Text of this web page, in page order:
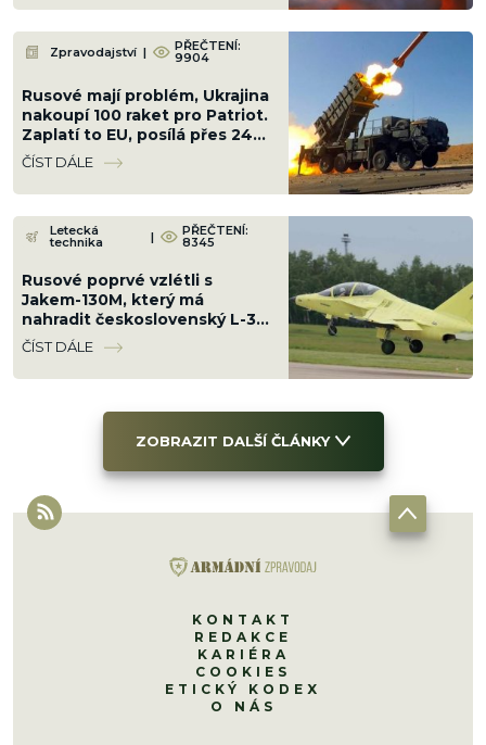
Zpravodajství | PŘEČTENÍ:
9904
Rusové mají problém, Ukrajina
nakoupí 100 raket pro Patriot.
Zaplatí to EU, posílá přes 24
miliard Kč
ČÍST DÁLE
Letecká
technika | PŘEČTENÍ:
8345
Rusové poprvé vzlétli s
Jakem-130M, který má
nahradit československý L-39.
Z cvičného letounu dělají
bojový
ČÍST DÁLE
ZOBRAZIT DALŠÍ ČLÁNKY
KONTAKT
REDAKCE
KARIÉRA
COOKIES
ETICKÝ KODEX
O NÁS